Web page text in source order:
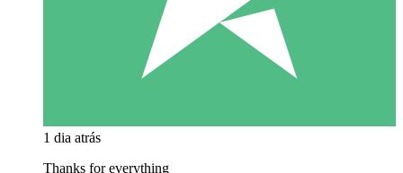
1 dia atrás
Thanks for everything